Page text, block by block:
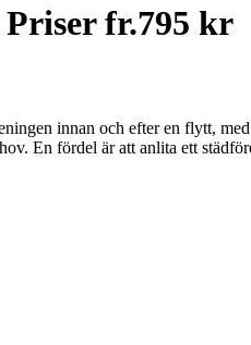
fr.795 kr
innan och efter en flytt,
En fördel är att anlita ett